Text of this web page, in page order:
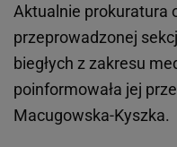
Aktualnie prokuratura
przeprowadzonej
biegłych z zakresu
poinformowała jej
Macugowska-Kyszka.